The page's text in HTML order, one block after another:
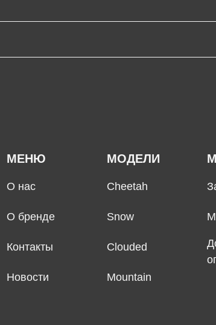
Mountain
Clouded
Snow
Cheetah
МОДЕЛИ
Новости
Контакты
О бренде
О нас
МЕНЮ